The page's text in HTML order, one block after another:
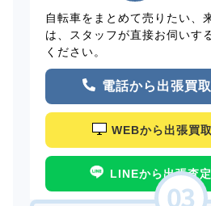
自転車をまとめて売りたい、
は、スタッフが直接お伺いす
ください。
電話から出張買
WEBから出張買
LINEから出張査